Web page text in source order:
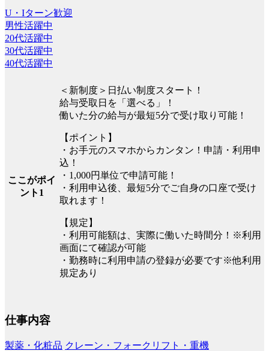
U・Iターン歓迎
男性活躍中
20代活躍中
30代活躍中
40代活躍中
ここがポイ
ント1
＜新制度＞日払い制度スタート！
給与受取日を「選べる」！
働いた分の給与が最短5分で受け取り可能！
【ポイント】
・お手元のスマホからカンタン！申請・利用申
込！
・1,000円単位で申請可能！
・利用申込後、最短5分でご自身の口座で受け
取れます！
【規定】
・利用可能額は、実際に働いた時間分！※利用
画面にて確認が可能
・勤務時に利用申請の登録が必要です※他利用
規定あり
仕事内容
製薬・化粧品 クレーン・フォークリフト・重機